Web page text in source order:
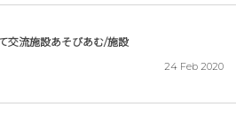
交流施設あそびあむ/施設
24 Feb 2020